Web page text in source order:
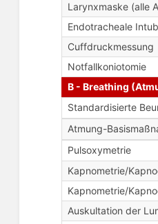
Larynxmaske (alle
Endotracheale
Cuffdruckmessung
Notfallkoniotomie
B - Breathing
Standardisierte
Atmung-
Pulsoxymetrie
Kapnometrie/
Kapnometrie/
Auskultation der